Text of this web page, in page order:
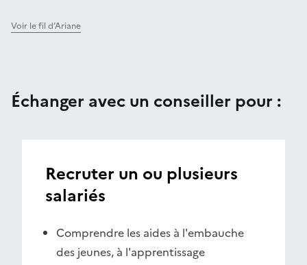
Voir le fil d’Ariane
Échanger avec un conseiller pour :
Recruter un ou plusieurs
salariés
Comprendre les aides à l'embauche
des jeunes, à l'apprentissage